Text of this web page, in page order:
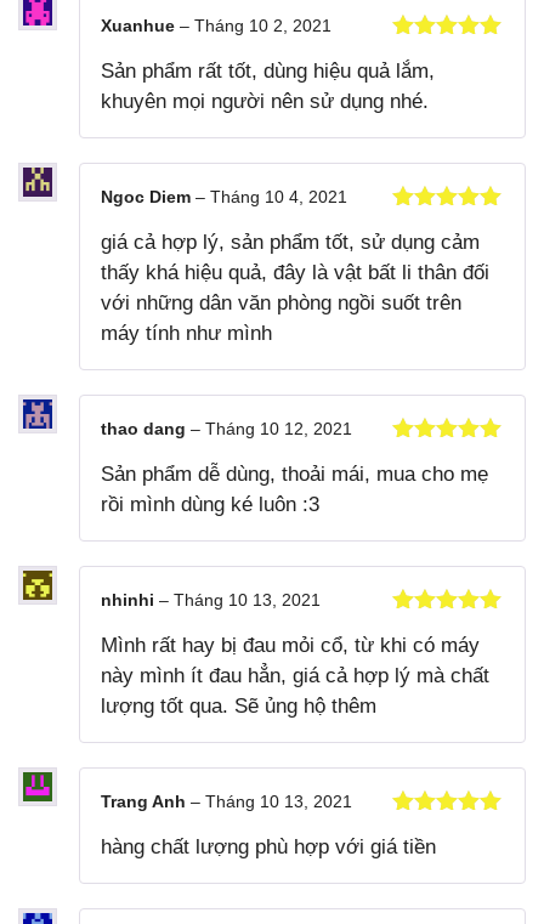
hạng
sao
Xuanhue – Tháng 10 2, 2021
Sản phẩm rất tốt, dùng hiệu quả lắm,
khuyên mọi người nên sử dụng nhé.
hạng55
sao
Ngoc Diem – Tháng 10 4, 2021
giá cả hợp lý, sản phẩm tốt, sử dụng cảm
thấy khá hiệu quả, đây là vật bất li thân đối
với những dân văn phòng ngồi suốt trên
máy tính như mình
hạng5 5
thao dang – Tháng 10 12, 2021
Sản phẩm dễ dùng, thoải mái, mua cho mẹ
rồi mình dùng ké luôn :3
hạng55
sao
nhinhi – Tháng 10 13, 2021
Mình rất hay bị đau mỏi cổ, từ khi có máy
này mình ít đau hẳn, giá cả hợp lý mà chất
lượng tốt qua. Sẽ ủng hộ thêm
hạng
Trang Anh – Tháng 10 13, 2021
hàng chất lượng phù hợp với giá tiền